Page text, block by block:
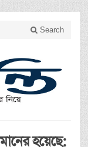
Search
হয়েছে: